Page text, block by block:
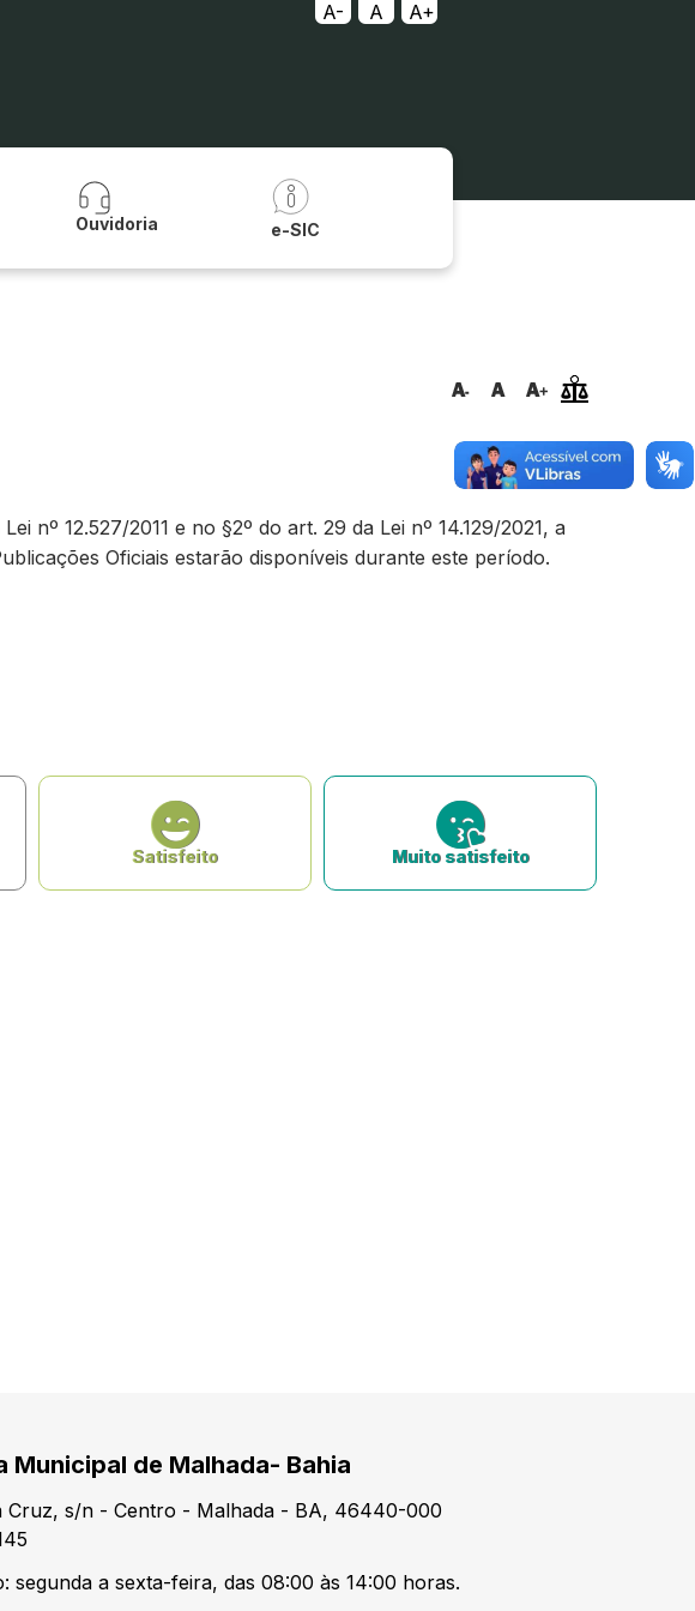
A- A
A+
Ouvidoria e-SIC
nº 12.527/2011 e no §2º do art. 29 da Lei nº 14.129/2021, a
Oficiais estarão disponíveis durante este período.
Satisfeito Muito satisfeito
Municipal de Malhada- Bahia
Cruz, s/n - Centro - Malhada - BA, 46440-000
segunda a sexta-feira, das 08:00 às 14:00 horas.